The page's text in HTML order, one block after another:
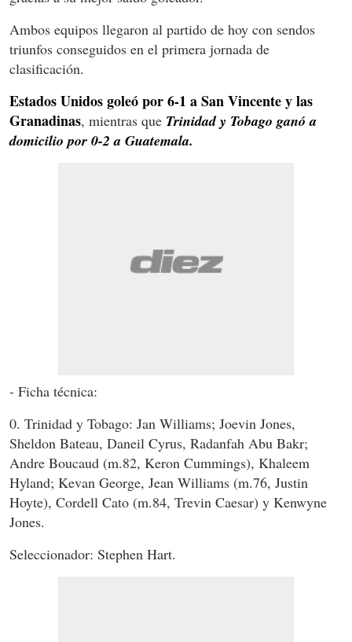
Ambos equipos llegaron al partido de hoy con sendos
triunfos conseguidos en el primera jornada de
clasificación.
Estados Unidos goleó por 6-1 a San Vincente y las
Granadinas, mientras que Trinidad y Tobago ganó a
domicilio por 0-2 a Guatemala.
- Ficha técnica:
0. Trinidad y Tobago: Jan Williams; Joevin Jones,
Sheldon Bateau, Daneil Cyrus, Radanfah Abu Bakr;
Andre Boucaud (m.82, Keron Cummings), Khaleem
Hyland; Kevan George, Jean Williams (m.76, Justin
Hoyte), Cordell Cato (m.84, Trevin Caesar) y Kenwyne
Jones.
Seleccionador: Stephen Hart.